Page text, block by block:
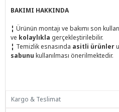
BAKIMI HAKKINDA
¦ Ürünün montajı ve bakımı son
ve kolaylıkla gerçekleştirilebilir.
¦ Temizlik esnasında asitli ürünler
sabunu kullanılması önerilmektedir.
Kargo & Teslimat